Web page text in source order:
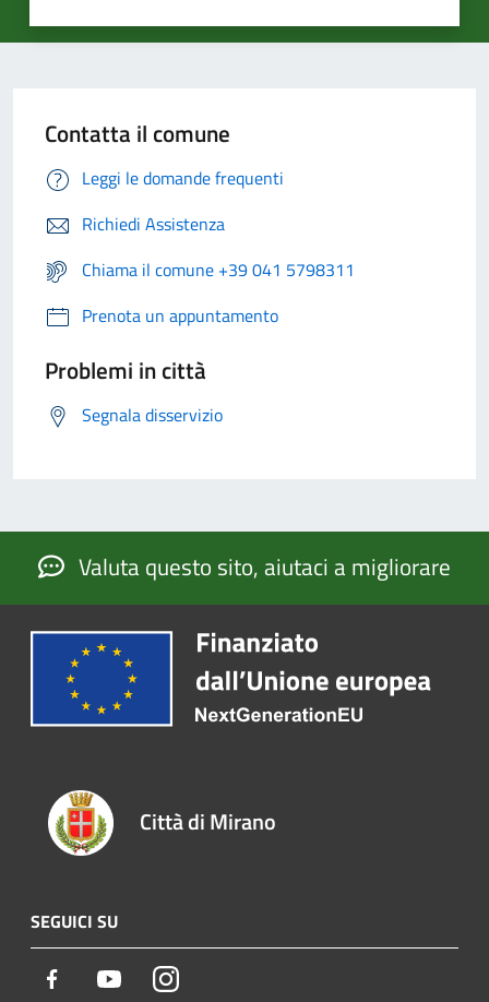
Contatta il comune
Leggi le domande frequenti
Richiedi Assistenza
Chiama il comune +39 041 5798311
Prenota un appuntamento
Problemi in città
Segnala disservizio
Valuta questo sito, aiutaci a migliorare
Città di Mirano
SEGUICI SU
Facebook YoutubeInstagram